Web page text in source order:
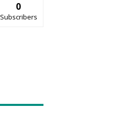
0
Subscribers